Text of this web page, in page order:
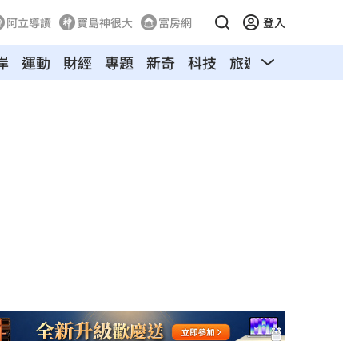
阿立導讀 寶島神很大 富房網 登入
運動 財經 專題 新奇 科技 旅遊 汽車